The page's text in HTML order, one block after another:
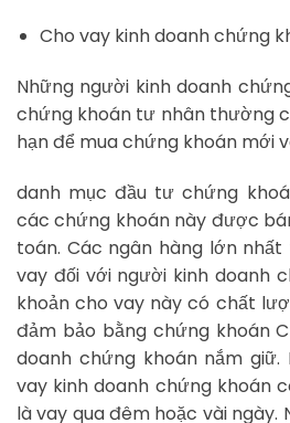
Cho vay kinh doanh chứng
Những người kinh doanh
chứng khoán tư nhân thường
hạn để mua chứng khoán mới
danh mục đầu tư chứng
các chứng khoán này được
toán. Các ngân hàng lớn
vay đối với người kinh doanh
khoản cho vay này có chất
đảm bảo bằng chứng khoán
doanh chứng khoán nắm giữ.
vay kinh doanh chứng khoán
là vay qua đêm hoặc vài ngày.